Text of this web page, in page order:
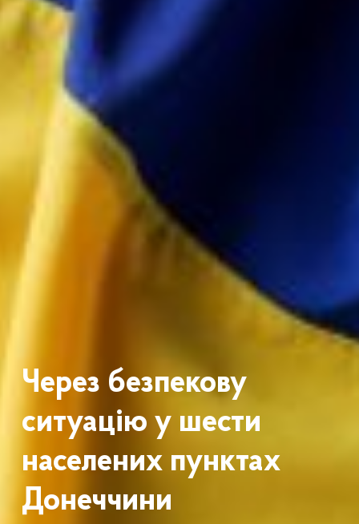
Через безпекову
ситуацію у шести
населених пунктах
Донеччини